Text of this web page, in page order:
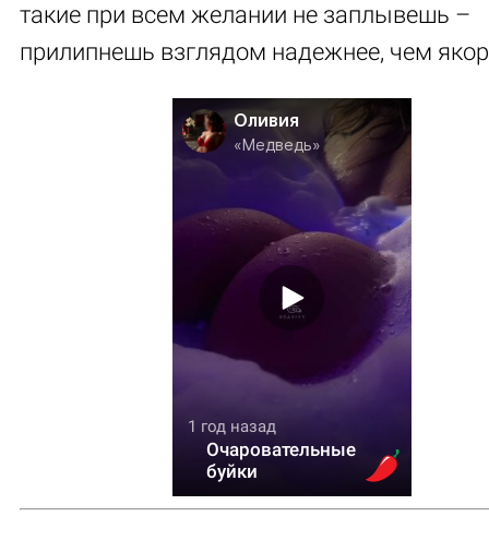
такие при всем желании не заплывешь –
прилипнешь взглядом надежнее, чем
1 год назад
Очаровательные
буйки
Оливия
«Медведь»